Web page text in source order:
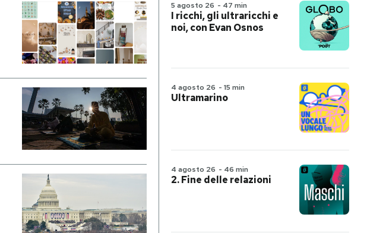
5 agosto 26 - 47 min
I ricchi, gli ultraricchi e
noi, con Evan Osnos
4 agosto 26 - 15 min
Ultramarino
4 agosto 26 - 46 min
2. Fine delle relazioni